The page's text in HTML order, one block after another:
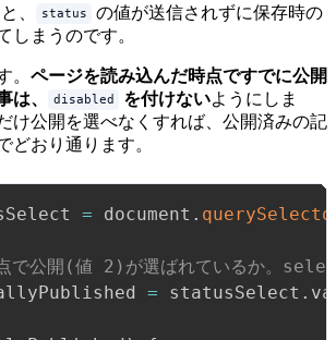
、 status
の値が送信されずに保存時の
しまうのです。
。 ページを読み込んだ時点ですでに公開
は、
disabled を付けないようにしま
け公開を選べなくすれば、公開済みの記
どおり通ります。
= document .
で公開(値 2)が選ばれているか。
= statusSelect .